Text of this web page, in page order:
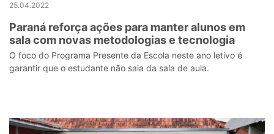
25.04.2022
Paraná reforça ações para manter alunos em
sala com novas metodologias e tecnologia
O foco do Programa Presente da Escola neste ano letivo é
garantir que o estudante não saia da sala de aula.